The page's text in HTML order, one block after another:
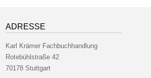
ADRESSE
Karl Krämer Fachbuchhandlung
Rotebühlstraße 42
70178 Stuttgart